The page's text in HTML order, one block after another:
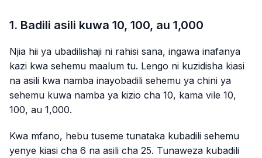
1. Badili asili kuwa 10, 100, au 1,000
Njia hii ya ubadilishaji ni rahisi sana, ingawa inafanya
kazi kwa sehemu maalum tu. Lengo ni kuzidisha kiasi
na asili kwa namba inayobadili sehemu ya chini ya
sehemu kuwa namba ya kizio cha 10, kama vile 10,
100, au 1,000.
Kwa mfano, hebu tuseme tunataka kubadili sehemu
yenye kiasi cha 6 na asili cha 25. Tunaweza kubadili